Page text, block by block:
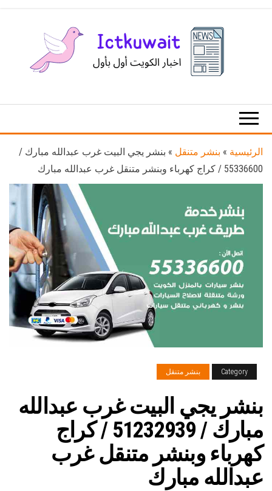
الكويت
الرئيسية » بنشر متنقل » بنشر يجي البيت غرب عبدالله مبارك /
55336600 / كراج كهرباء وبنشر متنقل غرب عبدالله مبارك
Category بنشر متنقل
بنشر يجي البيت غرب عبدالله
مبارك / 51232939‬ / كراج
كهرباء وبنشر متنقل غرب
عبدالله مبارك